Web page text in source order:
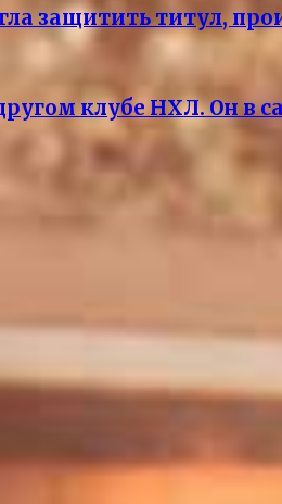
защитить титул,
клубе НХЛ. Он в